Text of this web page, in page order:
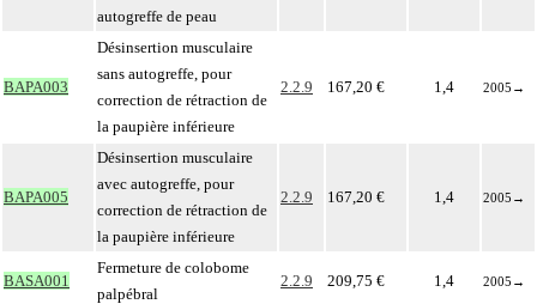
autogreffe de peau
BAPA003
Désinsertion musculaire
sans autogreffe, pour
correction de rétraction de
la paupière inférieure
2.2.9 167,20 € 1,4 2005 →
BAPA005
Désinsertion musculaire
avec autogreffe, pour
correction de rétraction de
la paupière inférieure
2.2.9 167,20 € 1,4 2005 →
BASA001
Fermeture de colobome
palpébral
2.2.9 209,75 € 1,4 2005 →